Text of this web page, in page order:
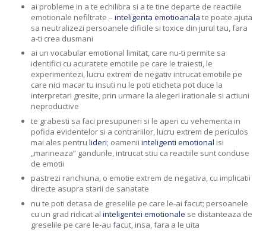
ai probleme in a te echilibra si a te tine departe de reactiile
emotionale nefiltrate – inteligenta emotioanala te poate ajuta
sa neutralizezi persoanele dificile si toxice din jurul tau, fara
a-ti crea dusmani
ai un vocabular emotional limitat, care nu-ti permite sa
identifici cu acuratete emotiile pe care le traiesti, le
experimentezi, lucru extrem de negativ intrucat emotiile pe
care nici macar tu insuti nu le poti eticheta pot duce la
interpretari gresite, prin urmare la alegeri irationale si actiuni
neproductive
te grabesti sa faci presupuneri si le aperi cu vehementa in
pofida evidentelor si a contrariilor, lucru extrem de periculos
mai ales pentru lideri; oamenii inteligenti emotional isi
„marineaza” gandurile, intrucat stiu ca reactiile sunt conduse
de emotii
pastrezi ranchiuna, o emotie extrem de negativa, cu implicatii
directe asupra starii de sanatate
nu te poti detasa de greselile pe care le-ai facut; persoanele
cu un grad ridicat al inteligentei emotionale se distanteaza de
greselile pe care le-au facut, insa, fara a le uita